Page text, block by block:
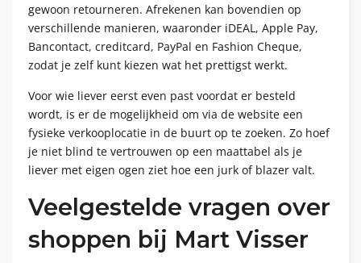
gewoon retourneren. Afrekenen kan bovendien op
verschillende manieren, waaronder iDEAL, Apple Pay,
Bancontact, creditcard, PayPal en Fashion Cheque,
zodat je zelf kunt kiezen wat het prettigst werkt.
Voor wie liever eerst even past voordat er besteld
wordt, is er de mogelijkheid om via de website een
fysieke verkooplocatie in de buurt op te zoeken. Zo hoef
je niet blind te vertrouwen op een maattabel als je
liever met eigen ogen ziet hoe een jurk of blazer valt.
Veelgestelde vragen over
shoppen bij Mart Visser